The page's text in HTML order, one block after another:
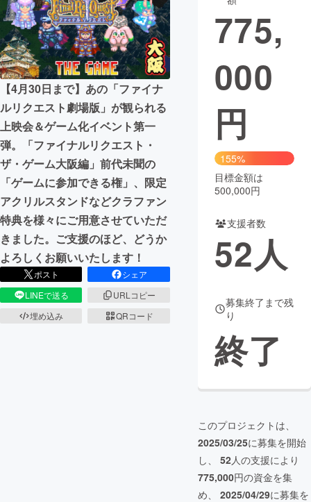
映像・映画 書籍・雑誌
ビジネス・起業 チャレンジ
まちづくり・地域活性化
CAMPFIRE for Social Good
CAMPFIRE Creation
CAMPFIREふるさと納税machi-ya コミュニティ
【4月30日まで】あの「ファイナ
ルリクエスト劇場版」が観られる
上映会＆ゲーム化イベント第一
弾。「ファイナルリクエスト・
ザ・ゲーム大阪編」前代未聞の
「ゲームに参加できる権」、限定
アクリルスタンドなどクラファン
特典を様々にご用意させていただ
きました。ご支援のほど、どうか
よろしくお願いいたします！
ポスト
シェア
LINEで送る
URLコピー
埋め込み
QRコード
775,
000
円
155%
目標金額は
500,000円
支援者数
52人
募集終了まで残
り
終了
このプロジェクトは、
2025/03/25に募集を開始
し、 52人の支援により
775,000円の資金を集
め、 2025/04/29に募集を